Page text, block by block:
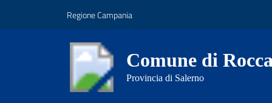
Regione Campania
Comune di
Provincia di Salerno